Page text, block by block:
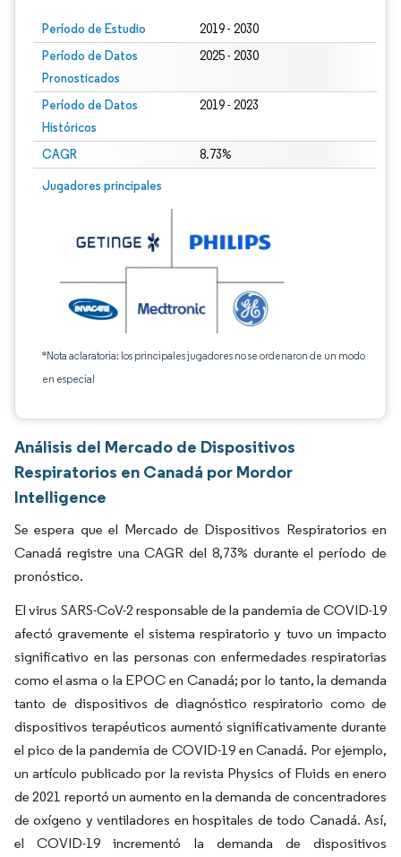
Período de Estudio 2019 - 2030
Período de Datos
Pronosticados
2025 - 2030
Período de Datos
Históricos
2019 - 2023
CAGR 8.73%
Jugadores principales
*Nota aclaratoria: los principales jugadores no se ordenaron de un modo
en especial
Análisis del Mercado de Dispositivos
Respiratorios en Canadá por Mordor
Intelligence
Se espera que el Mercado de Dispositivos Respiratorios en
Canadá registre una CAGR del 8,73% durante el período de
pronóstico.
El virus SARS-CoV-2 responsable de la pandemia de COVID-19
afectó gravemente el sistema respiratorio y tuvo un impacto
significativo en las personas con enfermedades respiratorias
como el asma o la EPOC en Canadá; por lo tanto, la demanda
tanto de dispositivos de diagnóstico respiratorio como de
dispositivos terapéuticos aumentó significativamente durante
el pico de la pandemia de COVID-19 en Canadá. Por ejemplo,
un artículo publicado por la revista Physics of Fluids en enero
de 2021 reportó un aumento en la demanda de concentradores
de oxígeno y ventiladores en hospitales de todo Canadá. Así,
el COVID-19 incrementó la demanda de dispositivos